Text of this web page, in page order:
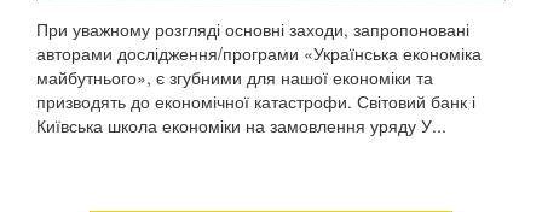
При уважному розгляді основні заходи, запропоновані
авторами дослідження/програми «Українська економіка
майбутнього», є згубними для нашої економіки та
призводять до економічної катастрофи. Світовий банк і
Київська школа економіки на замовлення уряду У...